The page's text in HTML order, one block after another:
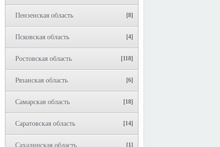
Пензенская область [8]
Псковская область [4]
Ростовская область [118]
Рязанская область [6]
Самарская область [18]
Саратовская область [14]
Сахалинская область [1]